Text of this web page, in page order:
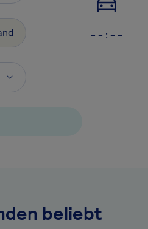
- - : - -
beliebt